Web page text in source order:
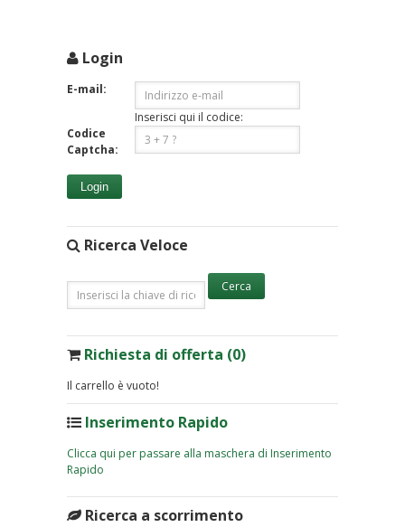
Login
E-mail:
Codice
Captcha:
Inserisci qui il codice:
Login
Ricerca Veloce
Richiesta di offerta (0)
Il carrello è vuoto!
Inserimento Rapido
Clicca qui per passare alla maschera di Inserimento
Rapido
Ricerca a scorrimento